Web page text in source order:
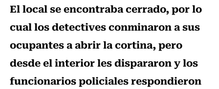
El local se encontraba cerrado, por lo
cual los detectives conminaron a sus
ocupantes a abrir la cortina, pero
desde el interior les dispararon y los
funcionarios policiales respondieron